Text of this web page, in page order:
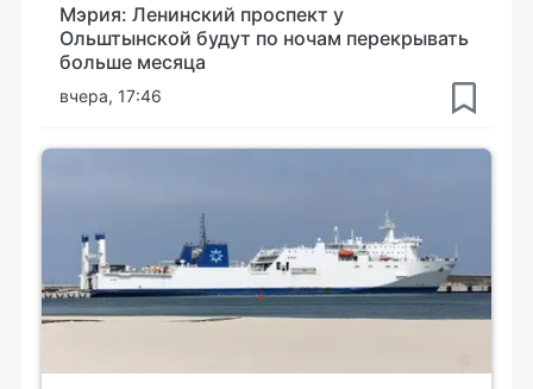
Мэрия: Ленинский проспект у
Ольштынской будут по ночам перекрывать
больше месяца
вчера, 17:46